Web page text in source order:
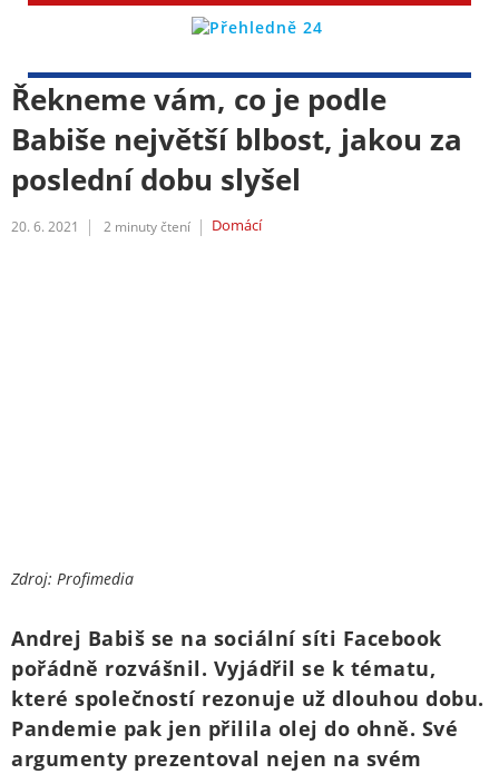
Řekneme vám, co je podle
Babiše největší blbost, jakou za
poslední dobu slyšel
20. 6. 2021 2 minuty čtení Domácí
Zdroj: Profimedia
Andrej Babiš se na sociální síti Facebook
pořádně rozvášnil. Vyjádřil se k tématu,
které společností rezonuje už dlouhou dobu.
Pandemie pak jen přilila olej do ohně. Své
argumenty prezentoval nejen na svém